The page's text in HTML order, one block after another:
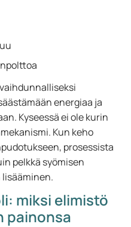
energiaa ja
Kyseessä ei ole kurin
Kun keho
prosessista
pelkkä syömisen
miksi elimistö
painonsa